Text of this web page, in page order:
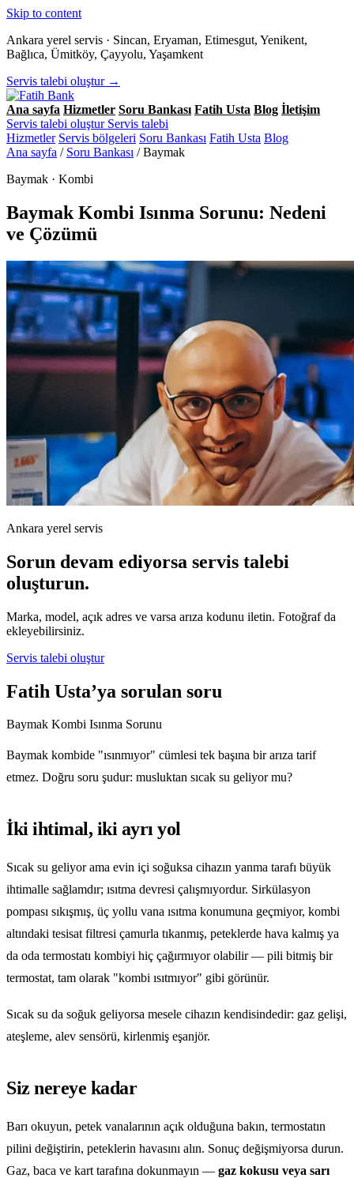
Skip to content
Ankara yerel servis · Sincan, Eryaman, Etimesgut, Yenikent,
Bağlıca, Ümitköy, Çayyolu, Yaşamkent
Servis talebi oluştur →
Ana sayfa Hizmetler Soru Bankası Fatih Usta Blog İletişim
Servis talebi oluştur Servis talebi
Hizmetler Servis bölgeleri Soru Bankası Fatih Usta Blog
Ana sayfa / Soru Bankası / Baymak
Baymak · Kombi
Baymak Kombi Isınma Sorunu: Nedeni
ve Çözümü
Ankara yerel servis
Sorun devam ediyorsa servis talebi
oluşturun.
Marka, model, açık adres ve varsa arıza kodunu iletin. Fotoğraf da
ekleyebilirsiniz.
Servis talebi oluştur
Fatih Usta’ya sorulan soru
Baymak Kombi Isınma Sorunu
Baymak kombide "ısınmıyor" cümlesi tek başına bir arıza tarif
etmez. Doğru soru şudur: musluktan sıcak su geliyor mu?
İki ihtimal, iki ayrı yol
Sıcak su geliyor ama evin içi soğuksa cihazın yanma tarafı büyük
ihtimalle sağlamdır; ısıtma devresi çalışmıyordur. Sirkülasyon
pompası sıkışmış, üç yollu vana ısıtma konumuna geçmiyor, kombi
altındaki tesisat filtresi çamurla tıkanmış, peteklerde hava kalmış ya
da oda termostatı kombiyi hiç çağırmıyor olabilir — pili bitmiş bir
termostat, tam olarak "kombi ısıtmıyor" gibi görünür.
Sıcak su da soğuk geliyorsa mesele cihazın kendisindedir: gaz gelişi,
ateşleme, alev sensörü, kirlenmiş eşanjör.
Siz nereye kadar
Barı okuyun, petek vanalarının açık olduğuna bakın, termostatın
pilini değiştirin, peteklerin havasını alın. Sonuç değişmiyorsa durun.
Gaz, baca ve kart tarafına dokunmayın — gaz kokusu veya sarı